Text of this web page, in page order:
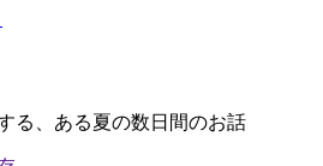
る、ある夏の数日間のお話